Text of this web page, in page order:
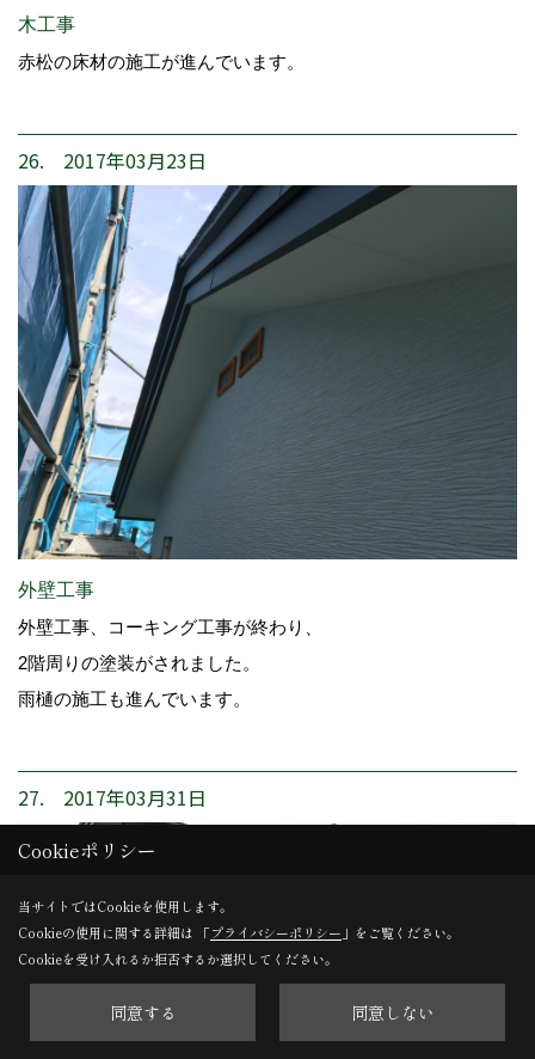
木工事
赤松の床材の施工が進んでいます。
26. 2017年03月23日
外壁工事
外壁工事、コーキング工事が終わり、
2階周りの塗装がされました。
雨樋の施工も進んでいます。
27. 2017年03月31日
Cookieポリシー
当サイトではCookieを使用します。
Cookieの使用に関する詳細は 「プライバシーポリシー 」をご覧ください。
Cookieを受け入れるか拒否するか選択してください。
同意する 同意しない